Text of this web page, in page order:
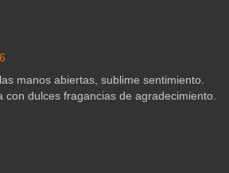
manos abiertas, sublime sentimiento.
con dulces fragancias de agradecimiento.